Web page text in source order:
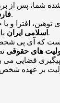
شده شما، پس از
منتشر خواهد شد.
توهین، افترا و
اسلامی ایران باشد منتشر نخواهد شد.
است که آی پی
های حقوقی
پیگیری قضایی